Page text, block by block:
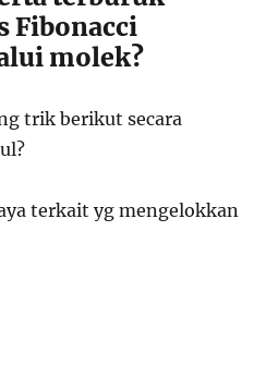
Fibonacci
molek?
trik berikut secara
terkait yg mengelokkan